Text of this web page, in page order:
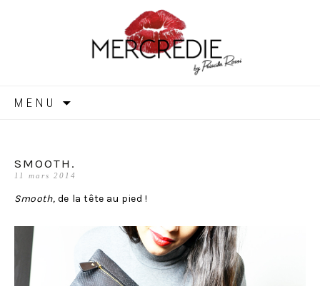
MERCREDIE
MENU
SMOOTH.
11 mars 2014
Smooth, de la tête au pied !